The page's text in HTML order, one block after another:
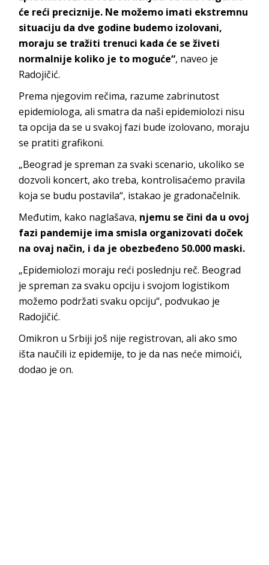
će reći preciznije. Ne možemo imati ekstremnu
situaciju da dve godine budemo izolovani,
moraju se tražiti trenuci kada će se živeti
normalnije koliko je to moguće“, naveo je
Radojičić.
Prema njegovim rečima, razume zabrinutost
epidemiologa, ali smatra da naši epidemiolozi nisu
ta opcija da se u svakoj fazi bude izolovano, moraju
se pratiti grafikoni.
„Beograd je spreman za svaki scenario, ukoliko se
dozvoli koncert, ako treba, kontrolisaćemo pravila
koja se budu postavila“, istakao je gradonačelnik.
Međutim, kako naglašava, njemu se čini da u ovoj
fazi pandemije ima smisla organizovati doček
na ovaj način, i da je obezbeđeno 50.000 maski.
„Epidemiolozi moraju reći poslednju reč. Beograd
je spreman za svaku opciju i svojom logistikom
možemo podržati svaku opciju“, podvukao je
Radojičić.
Omikron u Srbiji još nije registrovan, ali ako smo
išta naučili iz epidemije, to je da nas neće mimoići,
dodao je on.